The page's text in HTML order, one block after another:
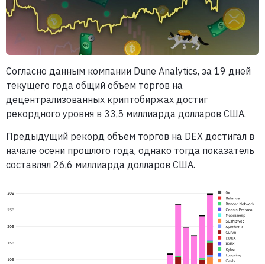
Согласно данным компании Dune Analytics, за 19 дней
текущего года общий объем торгов на
децентрализованных криптобиржах достиг
рекордного уровня в 33,5 миллиарда долларов США.
Предыдущий рекорд объем торгов на DEX достигал в
начале осени прошлого года, однако тогда показатель
составлял 26,6 миллиарда долларов США.